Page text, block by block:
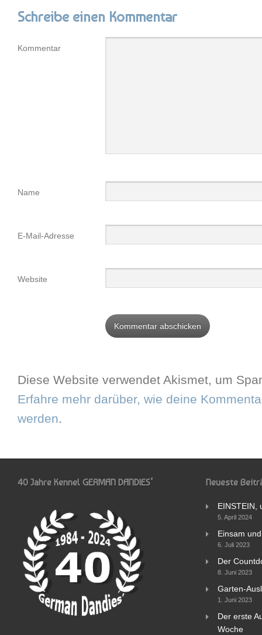
Schreibe einen Kommentar
Kommentar
Name
E-Mail-Adresse
Website
Diese Website verwendet Akismet, um
Erfahre mehr darüber, wie deine
werden.
40 Jahre Kennel GERMAN DANDIES‘ Neueste
EINSTEIN,
5. April 2024
Einsam
6. Juli 2023
Der
8. Juni 2023
Garten-
1. Juni 2023
Der erste
Woche